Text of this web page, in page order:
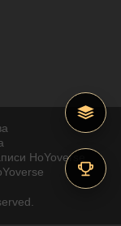
HoYoverse